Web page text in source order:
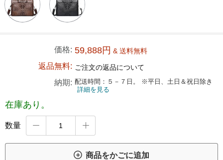
価格: 59,888円 & 送料無料
返品無料: ご注文の返品について
納期: 配送時間：５－７日。 ※平日、土日＆祝日除き
詳細を見る
在庫あり。
数量  
 商品をかごに追加